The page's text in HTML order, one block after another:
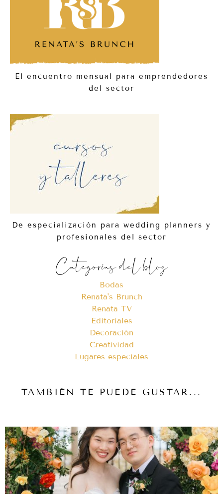
El encuentro mensual para emprendedores
del sector
De especialización para wedding planners y
profesionales del sector
Categorías del blog
Bodas
Renata's Brunch
Renata TV
Editoriales
Decoración
Creatividad
Lugares especiales
TAMBIÉN TE PUEDE GUSTAR...